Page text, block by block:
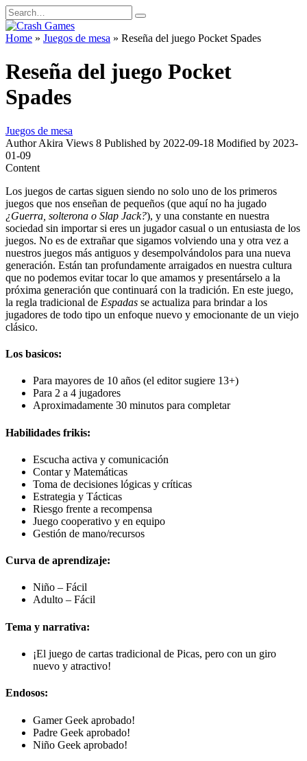
Skip
to
content
Search
for:
Home » Juegos de mesa » Reseña del juego Pocket Spades
Reseña del juego Pocket
Spades
Juegos de mesa
Author Akira Views 8 Published by 2022-09-18 Modified by 2023-
01-09
Content
Los juegos de cartas siguen siendo no solo uno de los primeros
juegos que nos enseñan de pequeños (que aquí no ha jugado
¿Guerra, solterona o Slap Jack?), y una constante en nuestra
sociedad sin importar si eres un jugador casual o un entusiasta de los
juegos. No es de extrañar que sigamos volviendo una y otra vez a
nuestros juegos más antiguos y desempolvándolos para una nueva
generación. Están tan profundamente arraigados en nuestra cultura
que no podemos evitar tocar lo que amamos y presentárselo a la
próxima generación que continuará con la tradición. En este juego,
la regla tradicional de Espadas se actualiza para brindar a los
jugadores de todo tipo un enfoque nuevo y emocionante de un viejo
clásico.
Los basicos:
Para mayores de 10 años (el editor sugiere 13+)
Para 2 a 4 jugadores
Aproximadamente 30 minutos para completar
Habilidades frikis:
Escucha activa y comunicación
Contar y Matemáticas
Toma de decisiones lógicas y críticas
Estrategia y Tácticas
Riesgo frente a recompensa
Juego cooperativo y en equipo
Gestión de mano/recursos
Curva de aprendizaje:
Niño – Fácil
Adulto – Fácil
Tema y narrativa:
¡El juego de cartas tradicional de Picas, pero con un giro
nuevo y atractivo!
Endosos:
Gamer Geek aprobado!
Padre Geek aprobado!
Niño Geek aprobado!